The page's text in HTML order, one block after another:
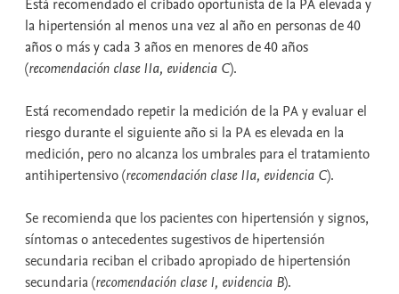
Está recomendado el cribado oportunista de la PA elevada y
la hipertensión al menos una vez al año en personas de 40
años o más y cada 3 años en menores de 40 años
(recomendación clase IIa, evidencia C).
Está recomendado repetir la medición de la PA y evaluar el
riesgo durante el siguiente año si la PA es elevada en la
medición, pero no alcanza los umbrales para el tratamiento
antihipertensivo (recomendación clase IIa, evidencia C).
Se recomienda que los pacientes con hipertensión y signos,
síntomas o antecedentes sugestivos de hipertensión
secundaria reciban el cribado apropiado de hipertensión
secundaria (recomendación clase I, evidencia B).